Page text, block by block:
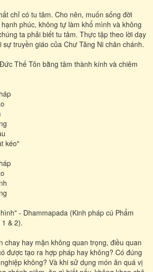
chỉ có tu tâm. Cho nên, muốn sống đời
phúc, không tự làm khổ mình và không
ta phải biết tu tâm. Thực tập theo lời dạy
truyền giáo của Chư Tăng Ni chân chánh.
Thế Tôn bằng tâm thành kính và chiêm
kéo"
- Dhammapada (Kinh pháp cú Phẩm
& 2).
chay hay mặn không quan trọng, điều quan
được tạo ra hợp pháp hay không? Có đúng
không? Và khi sử dụng món ăn quá vị